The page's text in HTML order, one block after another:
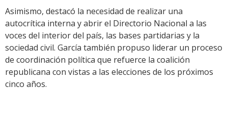
Asimismo, destacó la necesidad de realizar una
autocrítica interna y abrir el Directorio Nacional a las
voces del interior del país, las bases partidarias y la
sociedad civil. García también propuso liderar un proceso
de coordinación política que refuerce la coalición
republicana con vistas a las elecciones de los próximos
cinco años.